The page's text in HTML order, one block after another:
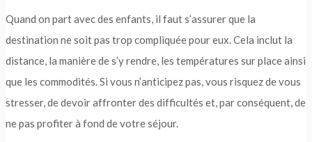
Quand on part avec des enfants, il faut s’assurer que la
destination ne soit pas trop compliquée pour eux. Cela inclut la
distance, la manière de s’y rendre, les températures sur place ainsi
que les commodités. Si vous n’anticipez pas, vous risquez de vous
stresser, de devoir affronter des difficultés et, par conséquent, de
ne pas profiter à fond de votre séjour.